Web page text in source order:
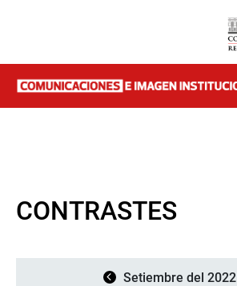
CONTRASTES
Setiembre del 2022